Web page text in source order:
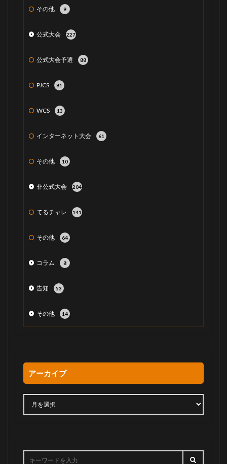
その他 9
公式大会 227
公式大会予選 88
PJCS 81
WCS 13
インターネット大会 61
その他 10
非公式大会 204
てるチャレ 141
その他 64
コラム 8
告知 53
その他 14
アーカイブ